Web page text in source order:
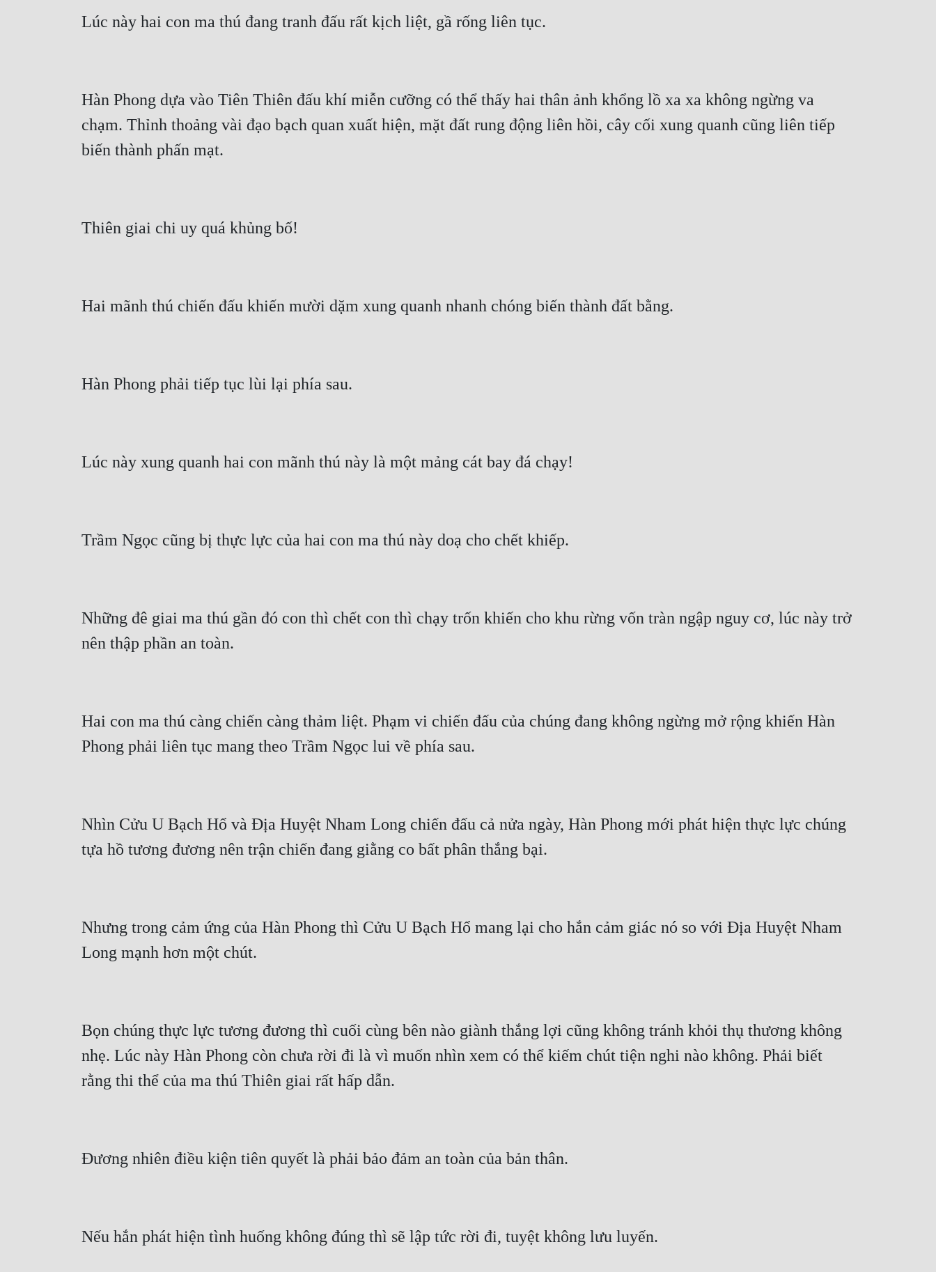
Lúc này hai con ma thú đang tranh đấu rất kịch liệt, gầ rống liên tục.
Hàn Phong dựa vào Tiên Thiên đấu khí miễn cưỡng có thể thấy hai thân ảnh khổng lồ xa xa không ngừng va
chạm. Thỉnh thoảng vài đạo bạch quan xuất hiện, mặt đất rung động liên hồi, cây cối xung quanh cũng liên tiếp
biến thành phấn mạt.
Thiên giai chi uy quá khủng bố!
Hai mãnh thú chiến đấu khiến mười dặm xung quanh nhanh chóng biến thành đất bằng.
Hàn Phong phải tiếp tục lùi lại phía sau.
Lúc này xung quanh hai con mãnh thú này là một mảng cát bay đá chạy!
Trầm Ngọc cũng bị thực lực của hai con ma thú này doạ cho chết khiếp.
Những đê giai ma thú gần đó con thì chết con thì chạy trốn khiến cho khu rừng vốn tràn ngập nguy cơ, lúc này trở
nên thập phần an toàn.
Hai con ma thú càng chiến càng thảm liệt. Phạm vi chiến đấu của chúng đang không ngừng mở rộng khiến Hàn
Phong phải liên tục mang theo Trầm Ngọc lui về phía sau.
Nhìn Cửu U Bạch Hổ và Địa Huyệt Nham Long chiến đấu cả nửa ngày, Hàn Phong mới phát hiện thực lực chúng
tựa hồ tương đương nên trận chiến đang giằng co bất phân thắng bại.
Nhưng trong cảm ứng của Hàn Phong thì Cửu U Bạch Hổ mang lại cho hắn cảm giác nó so với Địa Huyệt Nham
Long mạnh hơn một chút.
Bọn chúng thực lực tương đương thì cuối cùng bên nào giành thắng lợi cũng không tránh khỏi thụ thương không
nhẹ. Lúc này Hàn Phong còn chưa rời đi là vì muốn nhìn xem có thể kiếm chút tiện nghi nào không. Phải biết
rằng thi thể của ma thú Thiên giai rất hấp dẫn.
Đương nhiên điều kiện tiên quyết là phải bảo đảm an toàn của bản thân.
Nếu hắn phát hiện tình huống không đúng thì sẽ lập tức rời đi, tuyệt không lưu luyến.